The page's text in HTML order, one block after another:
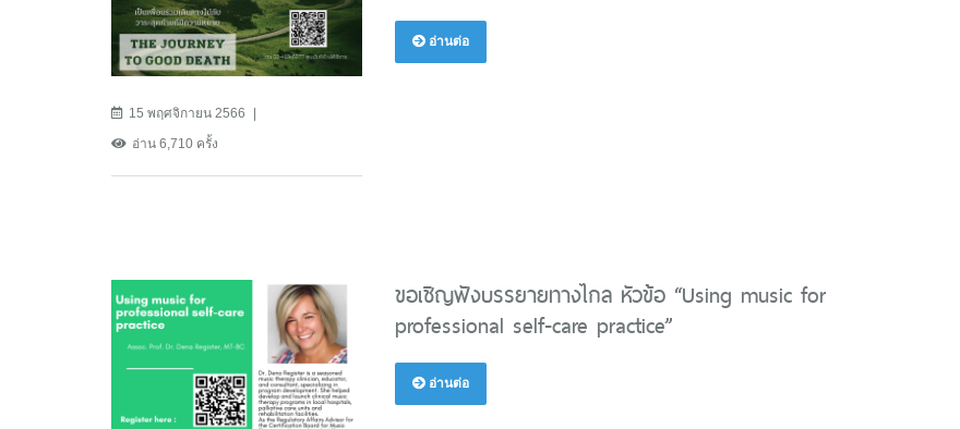
15 พฤศจิกายน 2566
อ่าน 6,710 ครั้ง
อ่านต่อ
ขอเชิญฟังบรรยายทางไกล หัวข้อ “Using music for
professional self-care practice”
อ่านต่อ